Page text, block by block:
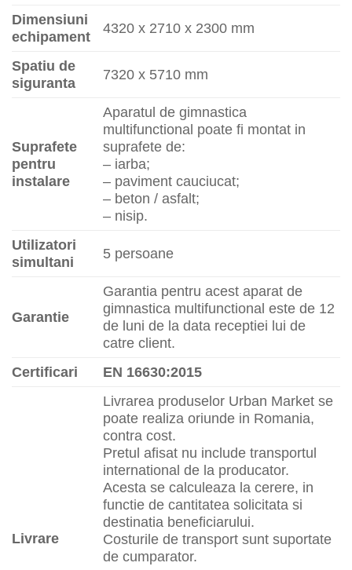
Dimensiuni
echipament
4320 x 2710 x 2300 mm
Spatiu de
siguranta
7320 x 5710 mm
Suprafete
pentru
instalare
Aparatul de gimnastica
multifunctional poate fi montat in
suprafete de:
– iarba;
– paviment cauciucat;
– beton / asfalt;
– nisip.
Utilizatori
simultani
5 persoane
Garantie
Garantia pentru acest aparat de
gimnastica multifunctional este de 12
de luni de la data receptiei lui de
catre client.
Certificari
EN 16630:2015
Livrare
Livrarea produselor Urban Market se
poate realiza oriunde in Romania,
contra cost.
Pretul afisat nu include transportul
international de la producator.
Acesta se calculeaza la cerere, in
functie de cantitatea solicitata si
destinatia beneficiarului.
Costurile de transport sunt suportate
de cumparator.